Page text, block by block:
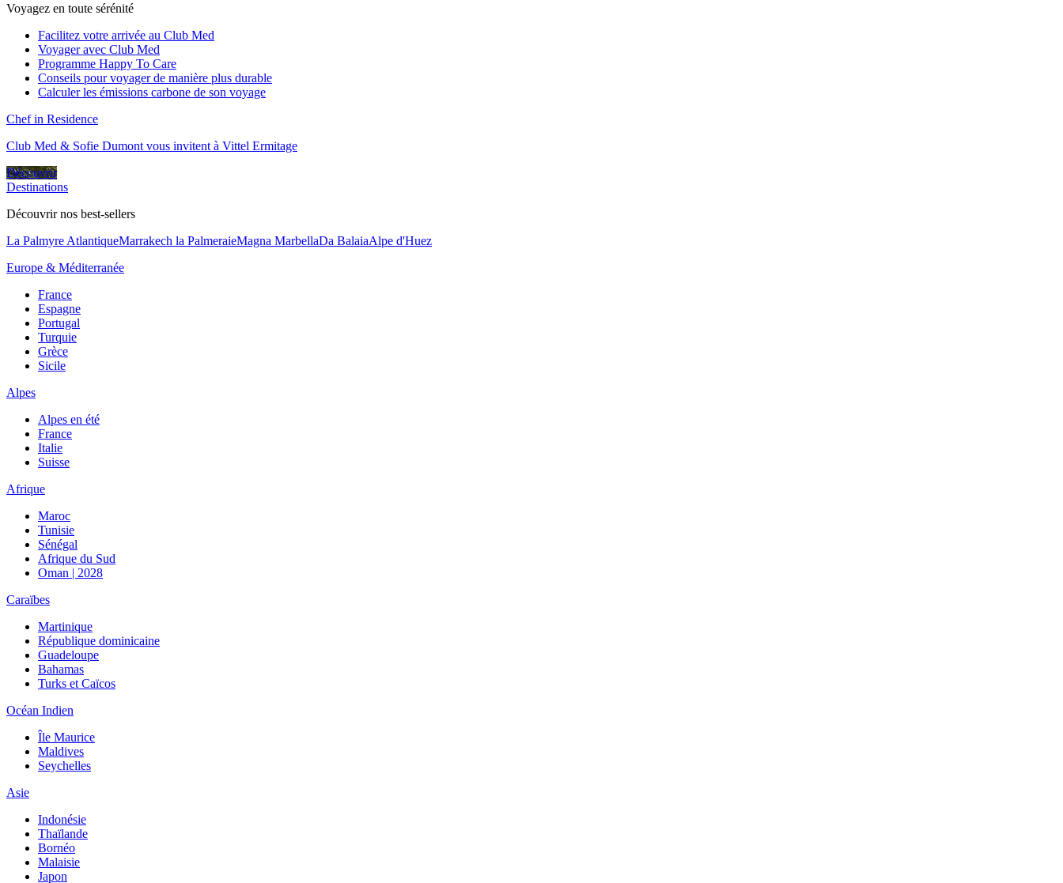
Voyagez en toute sérénité
Facilitez votre arrivée au Club Med
Voyager avec Club Med
Programme Happy To Care
Conseils pour voyager de manière plus durable
Calculer les émissions carbone de son voyage
Chef in Residence
Club Med & Sofie Dumont vous invitent à Vittel Ermitage
Découvrir
Destinations
Découvrir nos best-sellers
La Palmyre AtlantiqueMarrakech la PalmeraieMagna MarbellaDa BalaiaAlpe d'Huez
Europe & Méditerranée
France
Espagne
Portugal
Turquie
Grèce
Sicile
Alpes
Alpes en été
France
Italie
Suisse
Afrique
Maroc
Tunisie
Sénégal
Afrique du Sud
Oman | 2028
Caraïbes
Martinique
République dominicaine
Guadeloupe
Bahamas
Turks et Caïcos
Océan Indien
Île Maurice
Maldives
Seychelles
Asie
Indonésie
Thaïlande
Bornéo
Malaisie
Japon